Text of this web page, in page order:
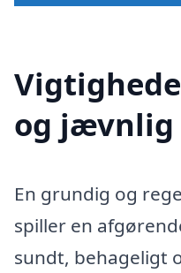
og jævnlig
En grundig og
spiller en
sundt, behageligt